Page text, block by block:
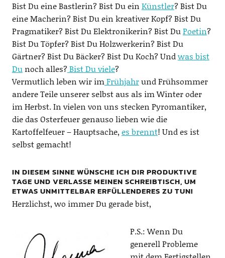
Bist Du eine Bastlerin? Bist Du ein Künstler? Bist Du
eine Macherin? Bist Du ein kreativer Kopf? Bist Du
Pragmatiker? Bist Du Elektronikerin? Bist DuPoetin?
Bist Du Töpfer? Bist Du Holzwerkerin? Bist Du
Gärtner? Bist Du Bäcker? Bist Du Koch? Undwas bist
Dunoch alles?Bist Du viele?
Vermutlich leben wir imFrühjahrund Frühsommer
andere Teile unserer selbst aus als im Winter oder
im Herbst. In vielen von uns stecken Pyromantiker,
die das Osterfeuer genauso lieben wie die
Kartoffelfeuer – Hauptsache, es brennt! Und es ist
selbst gemacht!
IN DIESEM SINNE WÜNSCHE ICH DIR PRODUKTIVE
TAGE UND VERLASSE MEINEN SCHREIBTISCH, UM
ETWAS UNMITTELBAR ERFÜLLENDERES ZU TUN!
Herzlichst, wo immer Du gerade bist,
P.S.: Wenn Du
generell Probleme